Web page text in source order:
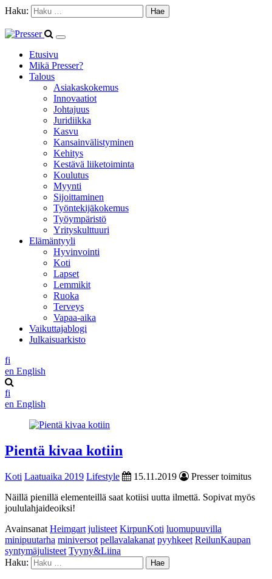
Haku:
Etusivu
Mikä Presser?
Talous
Asiakaskokemus
Innovaatiot
Johtajuus
Juridiikka
Kasvu
Kansainvälistyminen
Kehitys
Kestävä liiketoiminta
Koulutus
Myynti
Sijoittaminen
Työntekijäkokemus
Työympäristö
Yrityskulttuuri
Elämäntyyli
Hyvinvointi
Koti
Lapset
Lemmikit
Ruoka
Terveys
Vapaa-aika
Vaikuttajablogi
Julkaisuarkisto
fi
en English
fi
en English
Pientä kivaa kotiin
Koti Laatuaika 2019 Lifestyle 15.11.2019
Presser toimitus
Näillä pienillä elementeillä saat kotiisi uutta ilmettä. Sopivat myös
joululahjaideoiksi!
Avainsanat Heimgart julisteet KirpunKoti luomupuuvilla
minipuutarha miniversot pellavalakanat pyyhkeet ReilunKaupan
syntymäjulisteet Tyyny&Liina
Haku: